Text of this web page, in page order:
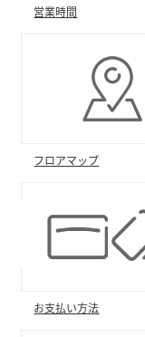
営業時間
フロアマップ
お支払い方法